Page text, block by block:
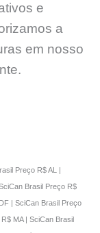
e
a
em nosso
Preço R$ AL |
Brasil Preço R$
| SciCan Brasil Preço
MA | SciCan Brasil